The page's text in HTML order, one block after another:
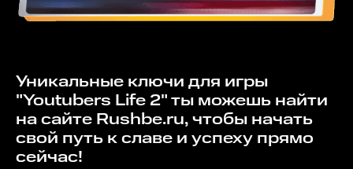
Уникальные ключи для игры
"Youtubers Life 2" ты можешь найти
на сайте Rushbe.ru, чтобы начать
свой путь к славе и успеху прямо
сейчас!